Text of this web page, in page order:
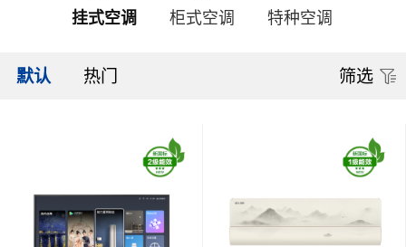
挂式空调 柜式空调 特种空调
默认 热门 筛选